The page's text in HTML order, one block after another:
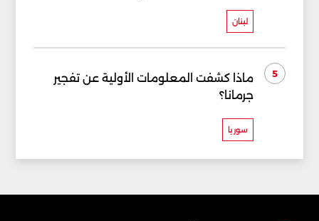
لبنان
5
ماذا كشفت المعلومات الأولية عن تفجير
جرمانا؟
سوريا